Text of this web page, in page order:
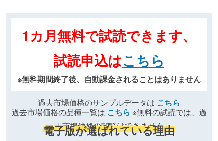
1カ月無料で試読できます、
試読申込はこちら
※無料期間終了後、自動課金されることはありません
過去市場価格のサンプルデータは こちら
過去市場価格の品種一覧は こちら ※無料の試読では、過
去市場価格の閲覧はできません
電子版が選ばれている理由